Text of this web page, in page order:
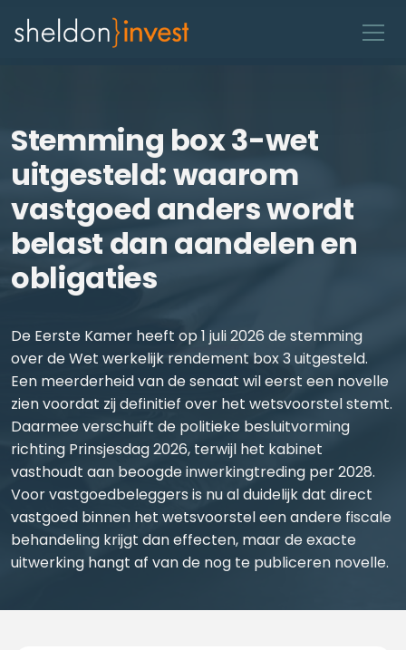
Stemming box 3-wet
uitgesteld: waarom
vastgoed anders wordt
belast dan aandelen en
obligaties
De Eerste Kamer heeft op 1 juli 2026 de stemming
over de Wet werkelijk rendement box 3 uitgesteld.
Een meerderheid van de senaat wil eerst een novelle
zien voordat zij definitief over het wetsvoorstel stemt.
Daarmee verschuift de politieke besluitvorming
richting Prinsjesdag 2026, terwijl het kabinet
vasthoudt aan beoogde inwerkingtreding per 2028.
Voor vastgoedbeleggers is nu al duidelijk dat direct
vastgoed binnen het wetsvoorstel een andere fiscale
behandeling krijgt dan effecten, maar de exacte
uitwerking hangt af van de nog te publiceren novelle.